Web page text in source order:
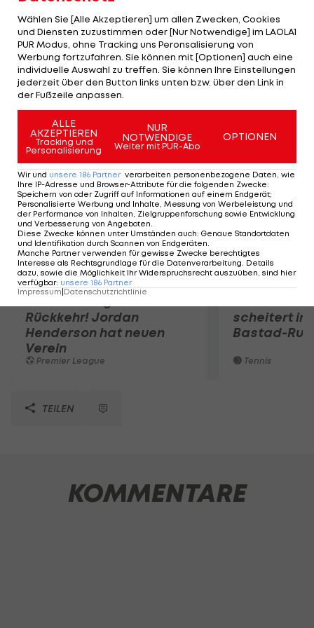
antreten müssen, bekommt es die VEU mit dem
einzigen ausländischen Klub Dab. Docler
Dunaujvaros zu tun. Außerdem kommt es zum
steirischen Derby zwischen Grunddurchgangs-
Sieger ATSE Graz und den Kapfenberg Bulls.
Mehr zum Thema
Rückkehr! Jordan
Henderson hat neuen
Verein
Premier League
scheitert in
Bastad-
Tennis
TEILEN
KOMMENTARE
Wählen Sie [Alle Akzeptieren] um allen Zwecken, Cookies
und Diensten zuzustimmen oder [Nur Notwendige] im LAOLA1
PUR Modus, ohne Tracking uns Peronsalisierung von
Werbung fortzufahren. Sie können mit [Optionen] auch eine
individuelle Auswahl zu treffen. Sie können Ihre Einstellungen
jederzeit über den Button links unten bzw. über den Link in
der Fußzeile anpassen.
ALLE
AKZEPTIEREN
Tracking und
Personalisierung
NUR
NOTWENDIGE
Weiter mit PUR-Abo
OPTIONEN
Wir und unsere 186 Partner verarbeiten personenbezogene Daten, wie
Ihre IP-Adresse und Browser-Attribute für die folgenden Zwecke:
Speichern von oder Zugriff auf Informationen auf einem Endgerät;
Personalisierte Werbung und Inhalte, Messung von Werbeleistung und
der Performance von Inhalten, Zielgruppenforschung sowie Entwicklung
und Verbesserung von Angeboten.
Diese Zwecke können unter Umständen auch: Genaue Standortdaten
und Identifikation durch Scannen von Endgeräten.
Manche Partner verwenden für gewisse Zwecke berechtigtes
Interesse als Rechtsgrundlage für die Datenverarbeitung. Details
dazu, sowie die Möglichkeit Ihr Widerspruchsrecht auszuüben, sind hier
verfügbar: unsere 186 Partner
Impressum Datenschutzrichtlinie